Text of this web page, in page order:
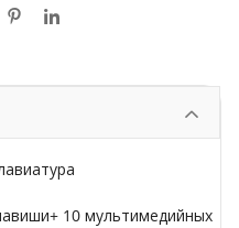
10 мультимедийных